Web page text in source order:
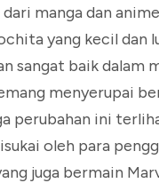
manga dan anime
yang kecil dan
sangat baik dalam
menyerupai
perubahan ini
oleh para
juga bermain